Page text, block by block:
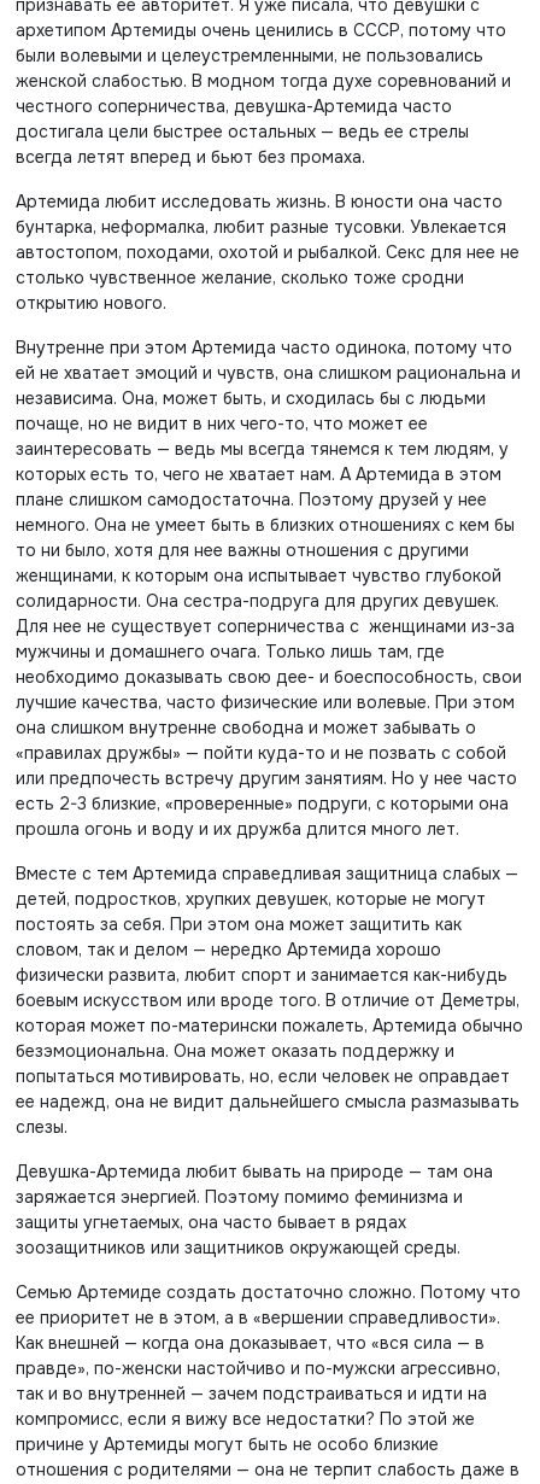
признавать ее авторитет. Я уже писала, что девушки с
архетипом Артемиды очень ценились в СССР, потому что
были волевыми и целеустремленными, не пользовались
женской слабостью. В модном тогда духе соревнований и
честного соперничества, девушка-Артемида часто
достигала цели быстрее остальных — ведь ее стрелы
всегда летят вперед и бьют без промаха.
Артемида любит исследовать жизнь. В юности она часто
бунтарка, неформалка, любит разные тусовки. Увлекается
автостопом, походами, охотой и рыбалкой. Секс для нее не
столько чувственное желание, сколько тоже сродни
открытию нового.
Внутренне при этом Артемида часто одинока, потому что
ей не хватает эмоций и чувств, она слишком рациональна и
независима. Она, может быть, и сходилась бы с людьми
почаще, но не видит в них чего-то, что может ее
заинтересовать — ведь мы всегда тянемся к тем людям, у
которых есть то, чего не хватает нам. А Артемида в этом
плане слишком самодостаточна. Поэтому друзей у нее
немного. Она не умеет быть в близких отношениях с кем бы
то ни было, хотя для нее важны отношения с другими
женщинами, к которым она испытывает чувство глубокой
солидарности. Она сестра-подруга для других девушек.
Для нее не существует соперничества с женщинами из-за
мужчины и домашнего очага. Только лишь там, где
необходимо доказывать свою дее- и боеспособность, свои
лучшие качества, часто физические или волевые. При этом
она слишком внутренне свободна и может забывать о
«правилах дружбы» — пойти куда-то и не позвать с собой
или предпочесть встречу другим занятиям. Но у нее часто
есть 2-3 близкие, «проверенные» подруги, с которыми она
прошла огонь и воду и их дружба длится много лет.
Вместе с тем Артемида справедливая защитница слабых —
детей, подростков, хрупких девушек, которые не могут
постоять за себя. При этом она может защитить как
словом, так и делом — нередко Артемида хорошо
физически развита, любит спорт и занимается как-нибудь
боевым искусством или вроде того. В отличие от Деметры,
которая может по-матерински пожалеть, Артемида обычно
безэмоциональна. Она может оказать поддержку и
попытаться мотивировать, но, если человек не оправдает
ее надежд, она не видит дальнейшего смысла размазывать
слезы.
Девушка-Артемида любит бывать на природе — там она
заряжается энергией. Поэтому помимо феминизма и
защиты угнетаемых, она часто бывает в рядах
зоозащитников или защитников окружающей среды.
Семью Артемиде создать достаточно сложно. Потому что
ее приоритет не в этом, а в «вершении справедливости».
Как внешней — когда она доказывает, что «вся сила — в
правде», по-женски настойчиво и по-мужски агрессивно,
так и во внутренней — зачем подстраиваться и идти на
компромисс, если я вижу все недостатки? По этой же
причине у Артемиды могут быть не особо близкие
отношения с родителями — она не терпит слабость даже в